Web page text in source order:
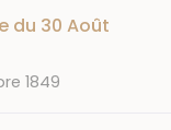
du 30 Août
1849